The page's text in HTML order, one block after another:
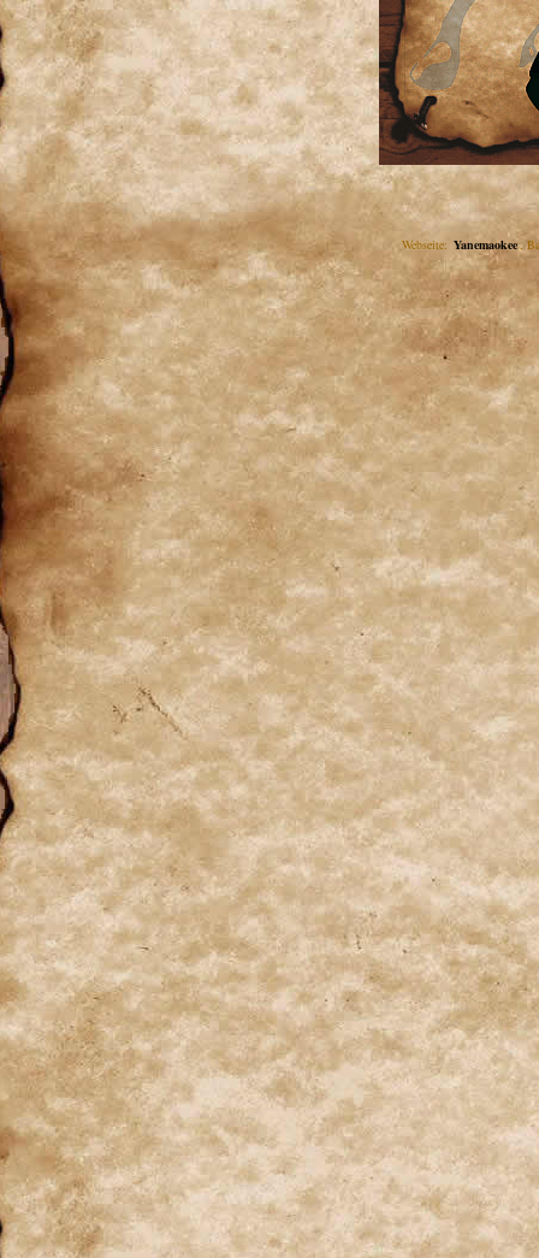
Webseite: Yanemaokee,